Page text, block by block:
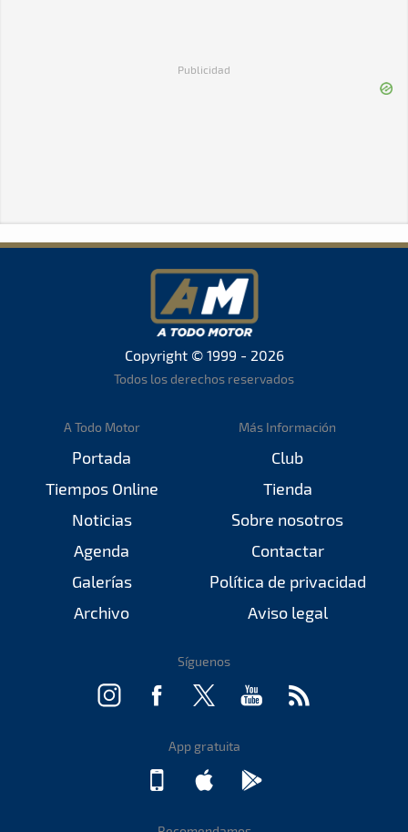
Publicidad
Copyright © 1999 - 2026
Todos los derechos reservados
A Todo Motor
Portada
Tiempos Online
Noticias
Agenda
Galerías
Archivo
Más Información
Club
Tienda
Sobre nosotros
Contactar
Política de privacidad
Aviso legal
Síguenos
App gratuita